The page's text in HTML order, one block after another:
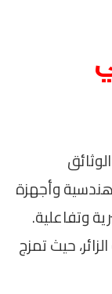
هندسية وأجهزة
وتفاعلية.
حيث تمزج